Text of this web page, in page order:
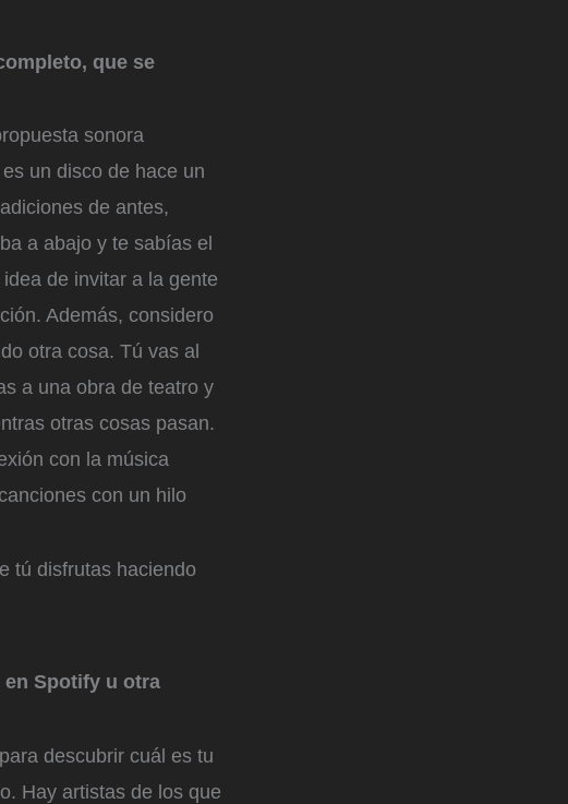
que se
sonora
un disco de hace un
de antes,
a abajo y te sabías el
de invitar a la gente
Además, considero
otra cosa. Tú vas al
a una obra de teatro y
otras cosas pasan.
con la música
con un hilo
tú disfrutas haciendo
Spotify u otra
descubrir cuál es tu
Hay artistas de los que